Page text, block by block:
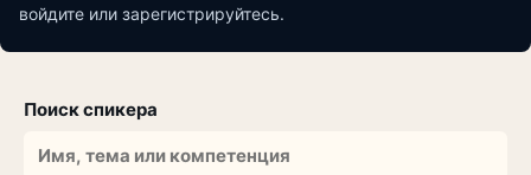
войдите или зарегистрируйтесь.
Поиск спикера